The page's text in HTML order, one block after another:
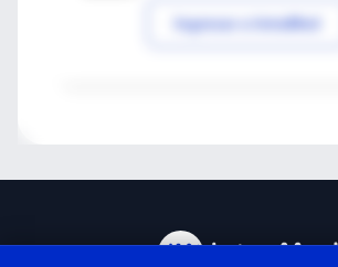
Ingresar a IntraMed